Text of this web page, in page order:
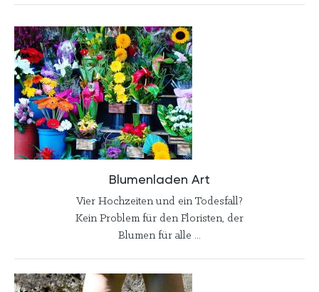
Blumenladen Art
Vier Hochzeiten und ein Todesfall?
Kein Problem für den Floristen, der
Blumen für alle ...